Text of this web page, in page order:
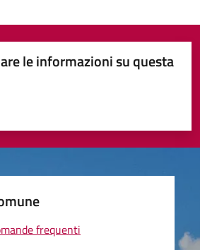
le informazioni su questa
5 stelle su 5
su 5
su 5
5
frequenti